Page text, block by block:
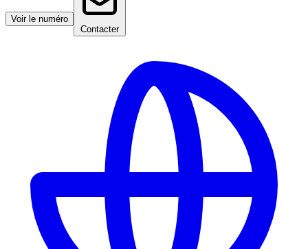
Voir le numéro
Contacter